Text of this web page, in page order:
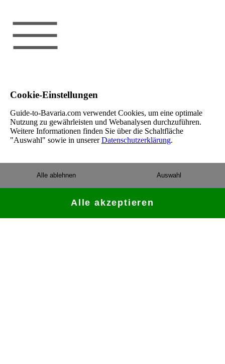
Cookie-Einstellungen
Guide-to-Bavaria.com verwendet Cookies, um eine optimale
Nutzung zu gewährleisten und Webanalysen durchzuführen.
Weitere Informationen finden Sie über die Schaltfläche
"Auswahl" sowie in unsererDatenschutzerklärung.
Auswahl
Alle ablehnen
Alle akzeptieren